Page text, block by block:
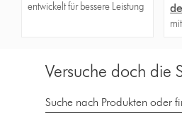
entwickelt für bessere Leistung
Versuche doch die